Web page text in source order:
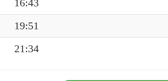
16:43
19:51
21:34